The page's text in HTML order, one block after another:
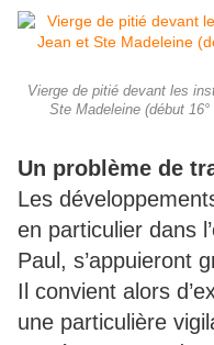
Vierge de pitié devant les
Ste Madeleine (début
Un problème de
Les
en particulier dans
Paul, s’appuieront
Il convient alors
une particulière